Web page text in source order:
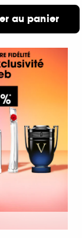
au panier